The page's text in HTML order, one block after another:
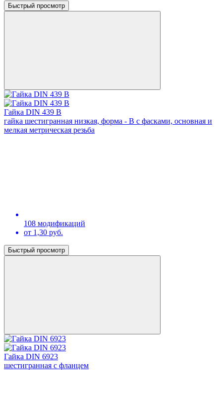
Быстрый просмотр
Гайка DIN 439 В
гайка шестигранная низкая, форма - В с фасками, основная и
мелкая метрическая резьба
108 модификаций
от 1,30 руб.
Быстрый просмотр
Гайка DIN 6923
шестигранная с фланцем